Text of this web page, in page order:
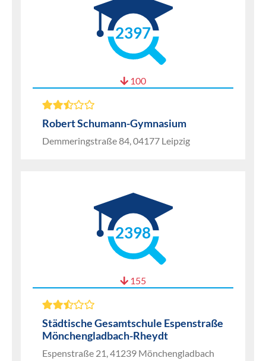
2397
100
Robert Schumann-Gymnasium
Demmeringstraße 84, 04177 Leipzig
2398
155
Städtische Gesamtschule Espenstraße
Mönchengladbach-Rheydt
Espenstraße 21, 41239 Mönchengladbach